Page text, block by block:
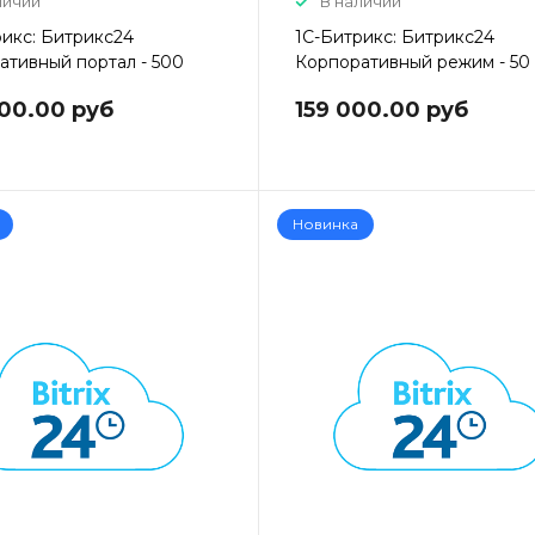
Битрикс24
портал - 500
руб
1С-Битрикс: Битрикс24
Корпоративный режим - 50
159 000.00 руб
Новинка